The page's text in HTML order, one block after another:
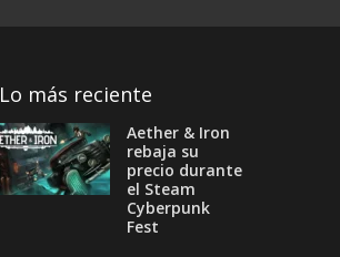
Lo más reciente
Aether & Iron
rebaja su
precio durante
el Steam
Cyberpunk
Fest